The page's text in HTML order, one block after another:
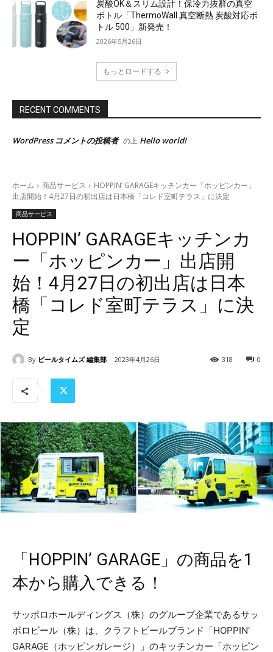
炭酸OK＆スリム設計！保冷力抜群の真空
ボトル「ThermoWall 真空断熱 炭酸対応ボ
トル 500」新発売！
2026年5月26日
もっとロードする
RECENT COMMENTS
WordPress コメントの投稿者 の上 Hello world!